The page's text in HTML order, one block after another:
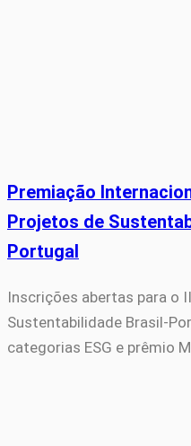
Premiação
Projetos de
Portugal
Inscrições abertas para o
Sustentabilidade Brasil-
categorias ESG e prêmio